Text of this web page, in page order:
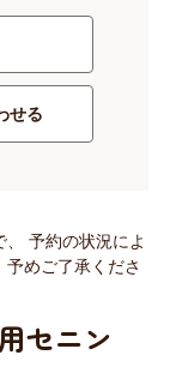
せる
予約の状況によ
めご了承くださ
セニン